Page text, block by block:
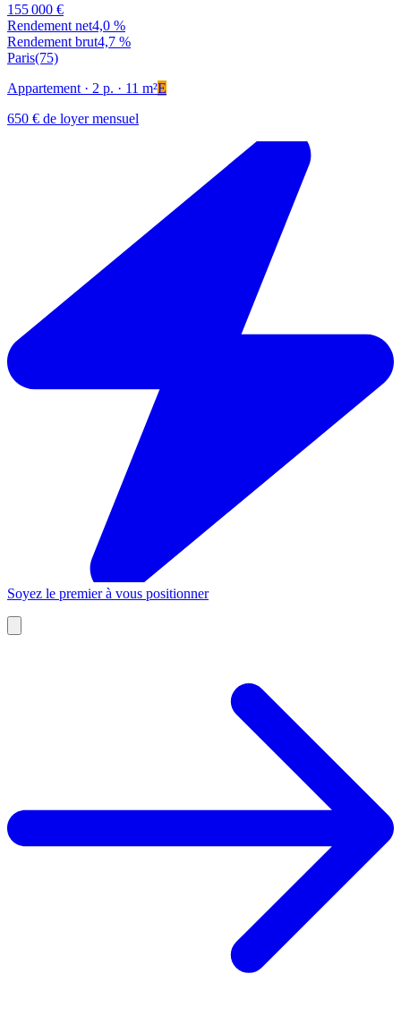
155 000 €
Rendement net4,0 %
Rendement brut4,7 %
Paris(75)
Appartement · 2 p. · 11 m²E
650 € de loyer mensuel
Soyez le premier à vous positionner